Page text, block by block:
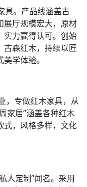
具。产品线涵盖古
展厅规模宏大，原材
实力赢得认可。创始
古森红木，持续以匠
学体验。
，专做红木家具，从
家居”涵盖各种红木
式，风格多样，文化
人定制”闻名。采用